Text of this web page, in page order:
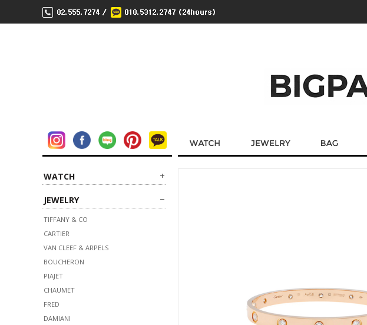
WATCH
JEWELRY
TIFFANY & CO
CARTIER
VAN CLEEF & ARPELS
BOUCHERON
PIAJET
CHAUMET
FRED
DAMIANI